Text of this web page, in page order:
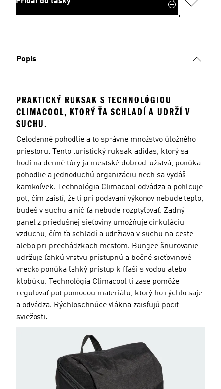
Popis
PRAKTICKÝ RUKSAK S TECHNOLÓGIOU
CLIMACOOL, KTORÝ ŤA SCHLADÍ A UDRŽÍ V
SUCHU.
Celodenné pohodlie a to správne množstvo úložného
priestoru. Tento turistický ruksak adidas, ktorý sa
hodí na denné túry ja mestské dobrodružstvá, ponúka
pohodlie a jednoduchú organizáciu nech sa vydáš
kamkoľvek. Technológia Climacool odvádza a pohlcuje
pot, čím zaistí, že ti pri podávaní výkonov nebude teplo,
budeš v suchu a nič ťa nebude rozptyľovať. Zadný
panel z priedušnej sieťoviny umožňuje cirkuláciu
vzduchu, čím ťa schladí a udržiava v suchu na ceste
alebo pri prechádzkach mestom. Bungee šnurovanie
udržuje ľahkú vrstvu prístupnú a bočné sieťovinové
vrecko ponúka ľahký prístup k fľaši s vodou alebo
klobúku. Technológia Climacool ti zase pomôže
regulovať pot pomocou materiálu, ktorý ho rýchlo saje
a odvádza. Rýchloschnúce vlákna zaisťujú pocit
sviežosti.